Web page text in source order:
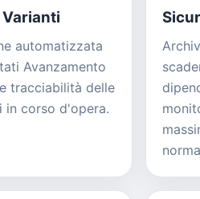
Varianti
automatizzata
Avanzamento
tracciabilità delle
in corso d'opera.